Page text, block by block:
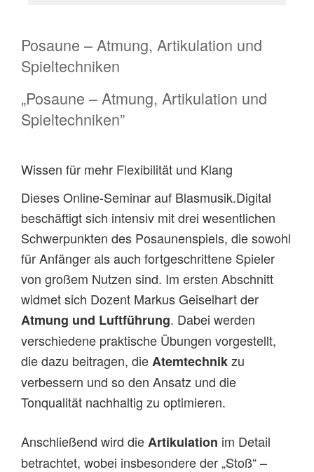
Posaune – Atmung, Artikulation und
Spieltechniken
„Posaune – Atmung, Artikulation und
Spieltechniken”
Wissen für mehr Flexibilität und Klang
Dieses Online-Seminar auf Blasmusik.Digital
beschäftigt sich intensiv mit drei wesentlichen
Schwerpunkten des Posaunenspiels, die sowohl
für Anfänger als auch fortgeschrittene Spieler
von großem Nutzen sind. Im ersten Abschnitt
widmet sich Dozent Markus Geiselhart der
Atmung und Luftführung. Dabei werden
verschiedene praktische Übungen vorgestellt,
die dazu beitragen, dieAtemtechnikzu
verbessern und so den Ansatz und die
Tonqualität nachhaltig zu optimieren.
Anschließend wird dieArtikulation im Detail
betrachtet, wobei insbesondere der „Stoß“ –